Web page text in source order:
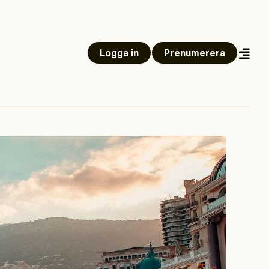
Logga in Prenumerera